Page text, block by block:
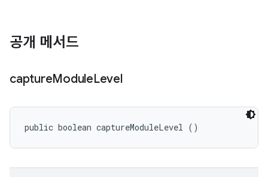
공개 메서드
captureModuleLevel
public boolean captureModuleLevel ()